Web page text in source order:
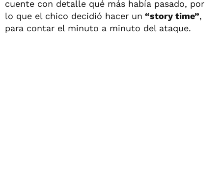
cuente con detalle qué más había pasado, por
lo que el chico decidió hacer un “story time”,
para contar el minuto a minuto del ataque.